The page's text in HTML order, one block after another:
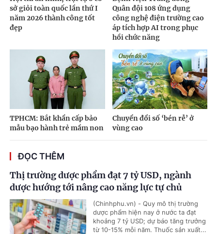
sở giỏi toàn quốc lần thứ I
năm 2026 thành công tốt
đẹp
Quân đội 108 ứng dụng
công nghệ điện trường cao
áp tích hợp AI trong phục
hồi chức năng
TPHCM: Bắt khẩn cấp bảo
mẫu bạo hành trẻ mầm non
Chuyển đổi số ‘bén rễ’ ở
vùng cao
ĐỌC THÊM
Thị trường dược phẩm đạt 7 tỷ USD, ngành
dược hướng tới nâng cao năng lực tự chủ
(Chinhphu.vn) - Quy mô thị trường
dược phẩm hiện nay ở nước ta đạt
khoảng 7 tỷ USD; dự báo tăng trưởng
từ 10-15% mỗi năm. Thuốc sản xuất...